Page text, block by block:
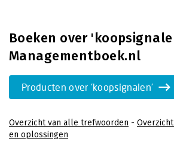
Boeken over
Managementboek.nl
Producten over 'koopsignalen'
Overzicht van alle trefwoorden -
en oplossingen